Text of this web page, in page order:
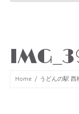
Home うどんの駅 西